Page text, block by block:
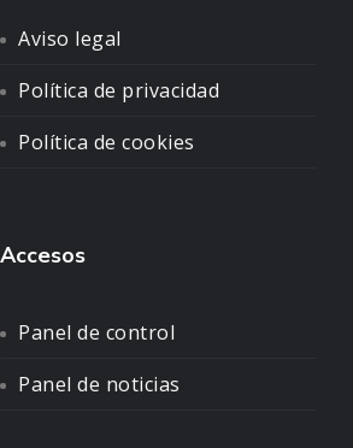
Aviso legal
Política de privacidad
Política de cookies
Accesos
Panel de control
Panel de noticias